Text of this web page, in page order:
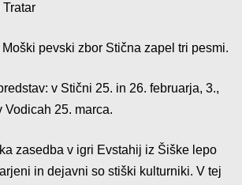
pevski zbor Stična zapel tri pesmi.
v Stični 25. in 26. februarja, 3.,
Vodicah 25. marca.
zasedba v igri Evstahij iz Šiške lepo
in dejavni so stiški kulturniki. V tej